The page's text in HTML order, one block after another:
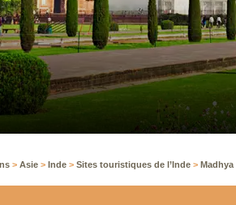
> Asie > Inde > Sites touristiques de l’Inde > Madhya